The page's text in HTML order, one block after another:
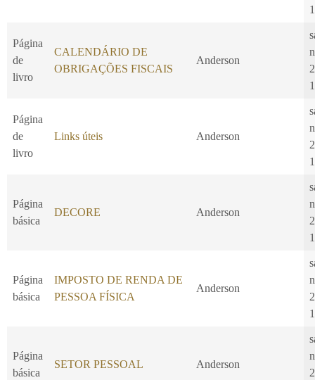
Página
de
livro
CALENDÁRIO DE
OBRIGAÇÕES FISCAIS
Anderson
Página
de
livro
Links úteis Anderson
Página
básica
DECORE Anderson
Página
básica
IMPOSTO DE RENDA DE
PESSOA FÍSICA
Anderson
Página
básica
SETOR PESSOAL Anderson